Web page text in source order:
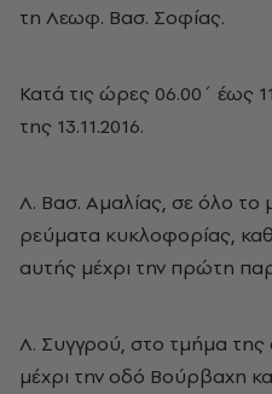
τη Λεωφ. Βασ. Σοφίας.
Κατά τις ώρες 06.00΄ έως
της 13.11.2016.
Λ. Βασ. Αμαλίας, σε όλο το
ρεύματα κυκλοφορίας,
αυτής μέχρι την πρώτη
Λ. Συγγρού, στο τμήμα
μέχρι την οδό Βούρβαχη